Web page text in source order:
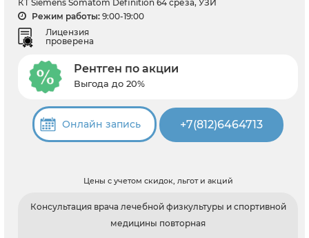
КТ Siemens Somatom Definition 64 среза, УЗИ
Режим работы: 9:00-19:00
Лицензия
проверена
Рентген по акции
Выгода до 20%
Онлайн запись +7(812)6464713
Цены с учетом скидок, льгот и акций
Консультация врача лечебной физкультуры и спортивной
медицины повторная